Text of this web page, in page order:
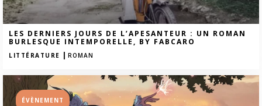
LES DERNIERS JOURS DE L’APESANTEUR : UN ROMAN
BURLESQUE INTEMPORELLE, BY FABCARO
LITTÉRATURE | ROMAN
ÉVÈNEMENT